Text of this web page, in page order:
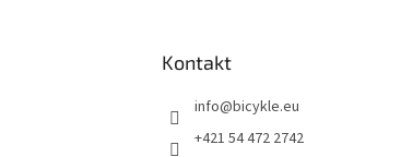
Kontakt
info@bicykle.eu
+421 54 472 2742